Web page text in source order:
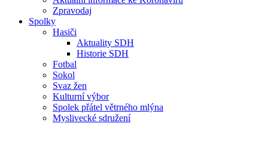
Zpravodaj
Spolky
Hasiči
Aktuality SDH
Historie SDH
Fotbal
Sokol
Svaz žen
Kulturní výbor
Spolek přátel větrného mlýna
Myslivecké sdružení